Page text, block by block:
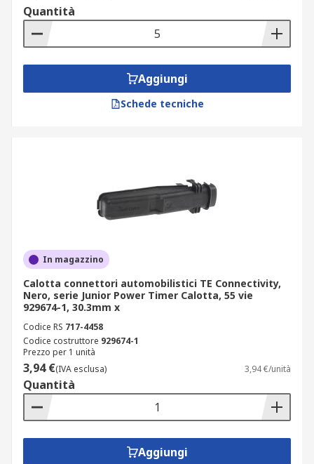
automobilistico?
possono essere utilizzate per modificare
l'orientamento del collegamento e consentono di
personalizzare i connettori in base
Quantità
Aggiungi
Schede tecniche
In magazzino
Calotta connettori automobilistici TE Connectivity,
Nero, serie Junior Power Timer Calotta, 55 vie
929674-1, 30.3mm x
Codice RS 717-4458
Codice costruttore 929674-1
Prezzo per 1 unità
3,94 €(IVA esclusa) 3,94 €/unità
Quantità
Aggiungi